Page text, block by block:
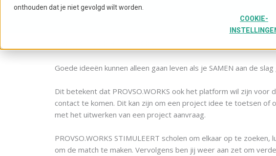
onthouden dat je niet gevolgd wilt worden.
COOKIE-
Goede ideeën kunnen alleen gaan leven als je SAMEN aan de slag
Dit betekent dat PROVSO.WORKS ook het platform wil zijn voor
contact te komen. Dit kan zijn om een project idee te toetsen of
met het uitwerken van een project aanvraag.
PROVSO.WORKS STIMULEERT scholen om elkaar op te
om de match te maken. Vervolgens ben jij weer aan zet om